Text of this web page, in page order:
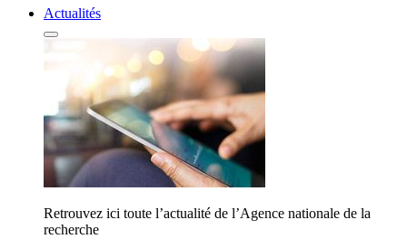
Actualités
Retrouvez ici toute l’actualité de l’Agence nationale de la
recherche